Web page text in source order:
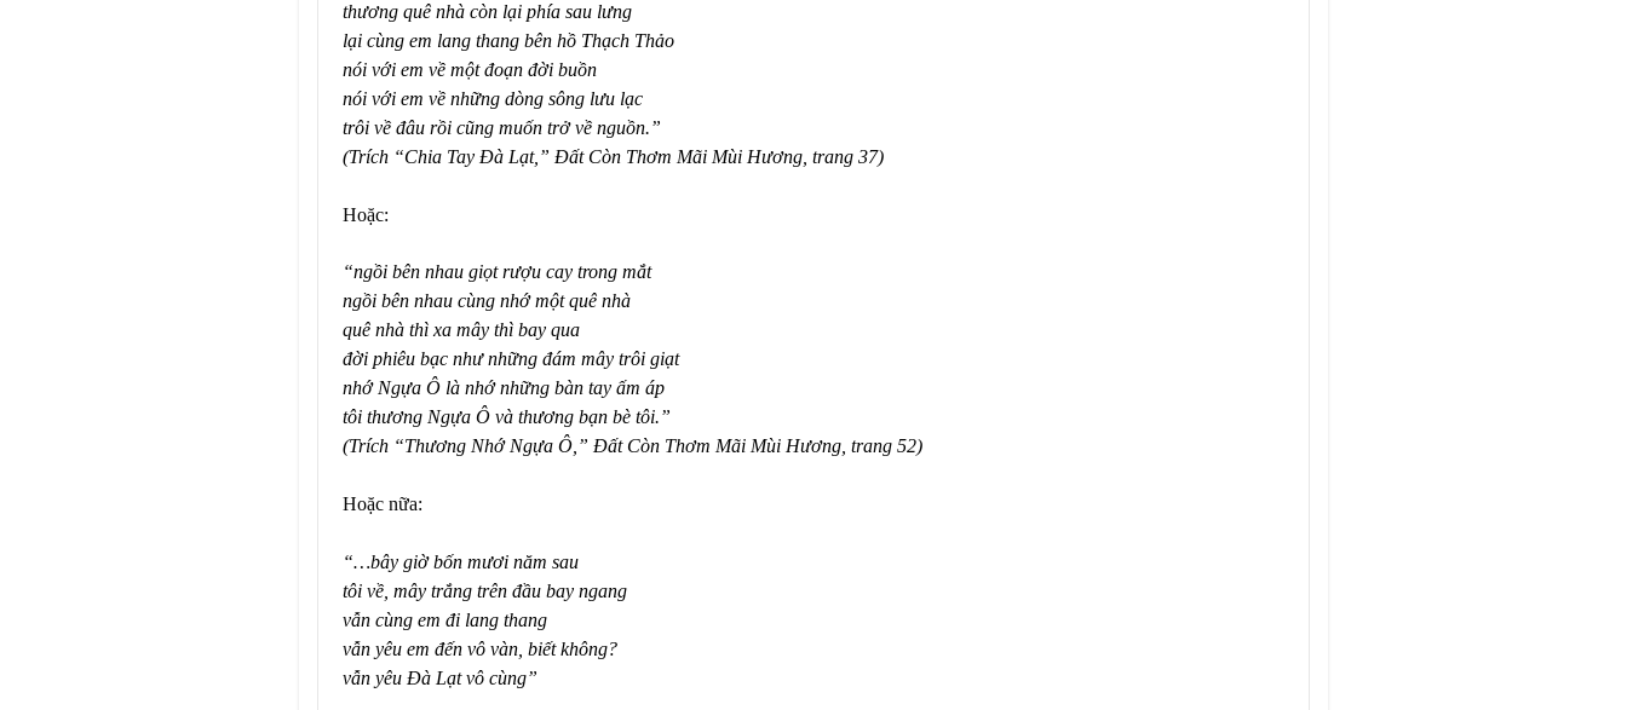
thương quê nhà còn lại phía sau lưng
lại cùng em lang thang bên hồ Thạch Thảo
nói với em về một đoạn đời buồn
nói với em về những dòng sông lưu lạc
trôi về đâu rồi cũng muốn trở về nguồn.”
(Trích “Chia Tay Đà Lạt,” Đất Còn Thơm Mãi Mùi Hương, trang 37)
Hoặc:
“ngồi bên nhau giọt rượu cay trong mắt
ngồi bên nhau cùng nhớ một quê nhà
quê nhà thì xa mây thì bay qua
đời phiêu bạc như những đám mây trôi giạt
nhớ Ngựa Ô là nhớ những bàn tay ấm áp
tôi thương Ngựa Ô và thương bạn bè tôi.”
(Trích “Thương Nhớ Ngựa Ô,” Đất Còn Thơm Mãi Mùi Hương, trang 52)
Hoặc nữa:
“…bây giờ bốn mươi năm sau
tôi về, mây trắng trên đầu bay ngang
vẫn cùng em đi lang thang
vẫn yêu em đến vô vàn, biết không?
vẫn yêu Đà Lạt vô cùng”